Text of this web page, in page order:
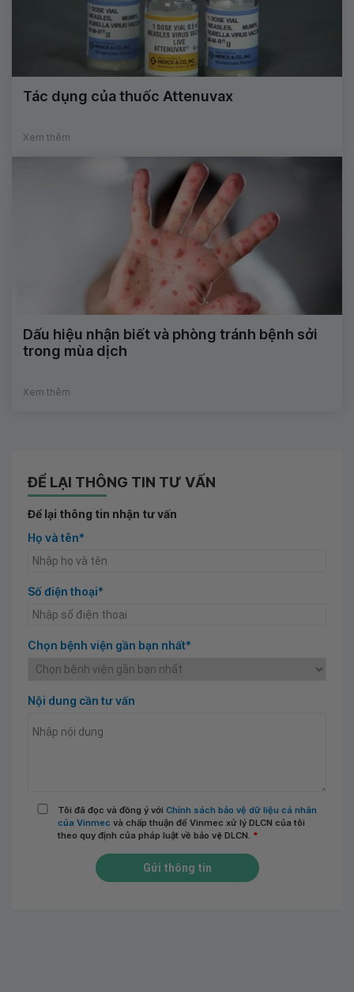
Tác dụng của thuốc Attenuvax
Xem thêm
Dấu hiệu nhận biết và phòng tránh bệnh sởi
trong mùa dịch
Xem thêm
ĐỂ LẠI THÔNG TIN TƯ VẤN
Để lại thông tin nhận tư vấn
Họ và tên*
Số điện thoại*
Chọn bệnh viện gần bạn nhất*
Nội dung cần tư vấn
Tôi đã đọc và đồng ý với Chính sách bảo vệ dữ liệu cá nhân
của Vinmec và chấp thuận để Vinmec xử lý DLCN của tôi
theo quy định của pháp luật về bảo vệ DLCN. *
Gửi thông tin